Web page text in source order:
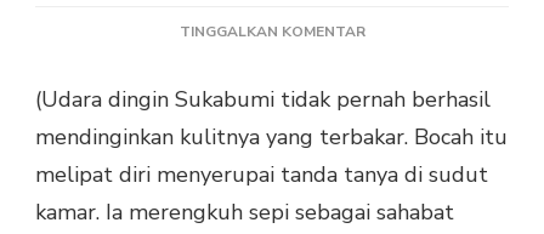
TINGGALKAN KOMENTARPADA
GEN
Z:
GELAP
DI
(Udara dingin Sukabumi tidak pernah berhasil
mendinginkan kulitnya yang terbakar. Bocah itu
melipat diri menyerupai tanda tanya di sudut
kamar. Ia merengkuh sepi sebagai sahabat